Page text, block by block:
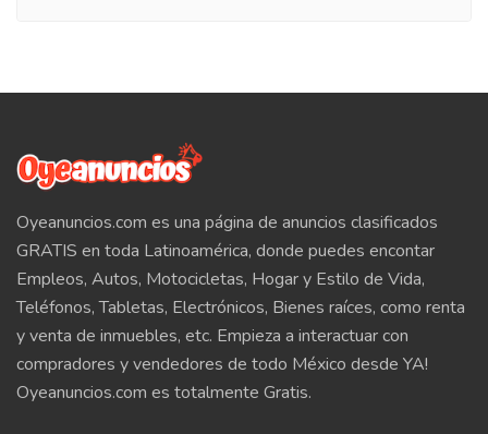
Oyeanuncios.com es una página de anuncios clasificados
GRATIS en toda Latinoamérica, donde puedes encontar
Empleos, Autos, Motocicletas, Hogar y Estilo de Vida,
Teléfonos, Tabletas, Electrónicos, Bienes raíces, como renta
y venta de inmuebles, etc. Empieza a interactuar con
compradores y vendedores de todo México desde YA!
Oyeanuncios.com es totalmente Gratis.